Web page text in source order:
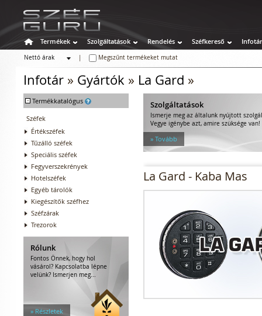
Termékek Szolgáltatások Rendelés Széfkereső Infotár
Nettó árak
Megszűnt termékeket mutat
Infotár » Gyártók » La Gard »
- Termékkatalógus
Széfek
Értékszéfek
Tűzálló széfek
Speciális széfek
Fegyverszekrények
Hotelszéfek
Egyéb tárolók
Kiegészítők széfhez
Széfzárak
Trezorok
Rólunk
Fontos Önnek, hogy hol
vásárol? Kapcsolatba lépne
velünk? Ismerjen meg...
» Részletek
Szolgáltatások
Ismerje meg az általunk nyújtott
Vegye igénybe azt, amire szüksége van!
» Tovább
La Gard - Kaba Mas